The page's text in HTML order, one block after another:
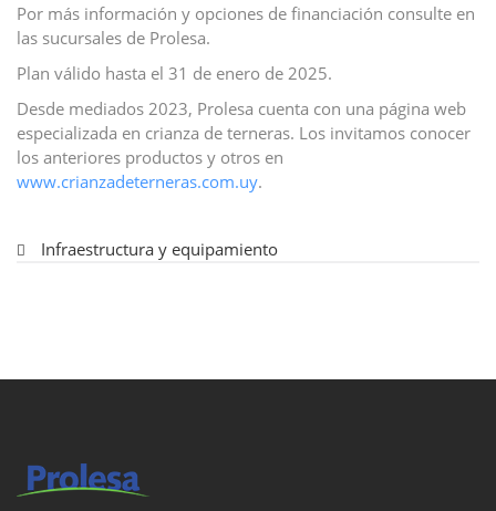
Por más información y opciones de financiación consulte en
las sucursales de Prolesa.
Plan válido hasta el 31 de enero de 2025.
Desde mediados 2023, Prolesa cuenta con una página web
especializada en crianza de terneras. Los invitamos conocer
los anteriores productos y otros en
www.crianzadeterneras.com.uy.
Infraestructura y equipamiento